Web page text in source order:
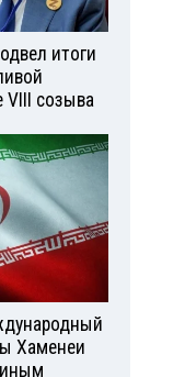
итоги
VIII созыва
Хаменеи